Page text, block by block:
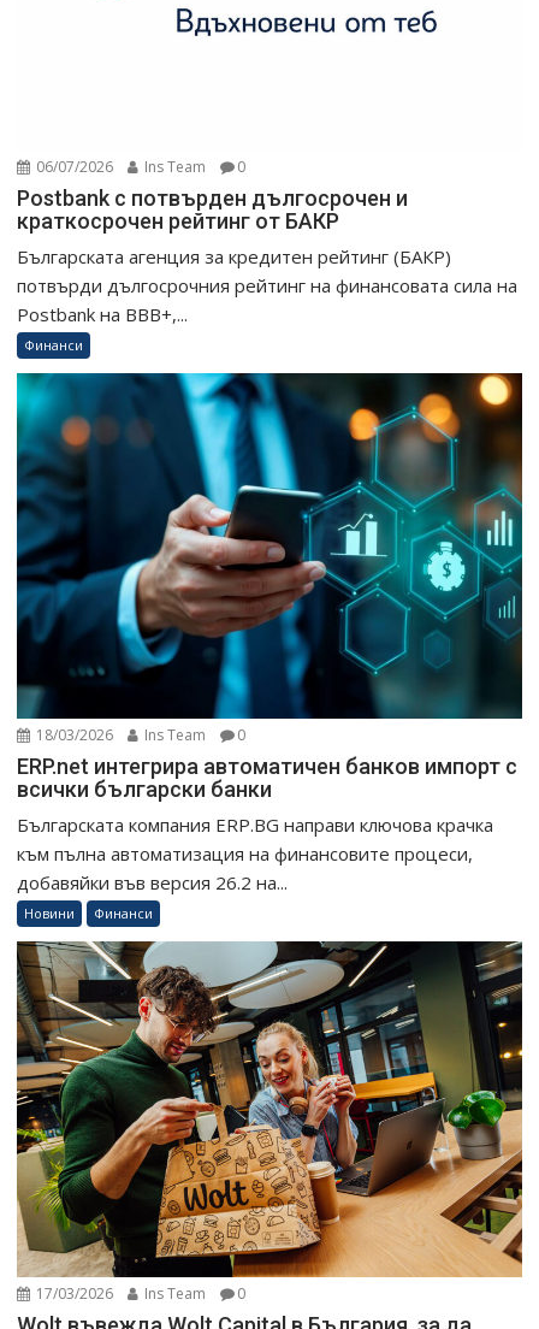
06/07/2026 Ins Team 0
Postbank с потвърден дългосрочен и
краткосрочен рейтинг от БАКР
Българската агенция за кредитен рейтинг (БАКР)
потвърди дългосрочния рейтинг на финансовата сила на
Postbank на BBB+,...
Финанси
18/03/2026 Ins Team 0
ERP.net интегрира автоматичен банков импорт с
всички български банки
Българската компания ERP.BG направи ключова крачка
към пълна автоматизация на финансовите процеси,
добавяйки във версия 26.2 на...
Новини Финанси
17/03/2026 Ins Team 0